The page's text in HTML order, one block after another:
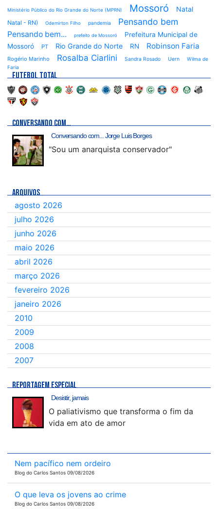
Ministério Público do Rio Grande do Norte (MPRN) Mossoró Natal
Natal - RN) Odemirton Filho pandemia Pensando bem
Pensando bem... prefeito de Mossoró
Prefeitura Municipal de
Mossoró
PT Rio Grande do Norte RN Robinson Faria
Rogério Marinho Rosalba Ciarlini Sandra Rosado Uern
Wilma de
Faria
FUTEBOL TOTAL
CONVERSANDO COM…
Conversando com... Jorge Luis Borges
"Sou um anarquista conservador"
ARQUIVOS
agosto 2026
julho 2026
junho 2026
maio 2026
abril 2026
março 2026
fevereiro 2026
janeiro 2026
2010
2009
2008
2007
REPORTAGEM ESPECIAL
Desistir, jamais
O paliativismo que transforma o fim da
vida em ato de amor
Nem pacífico nem ordeiro
Blog do Carlos Santos 09/08/2026
O que leva os jovens ao crime
Blog do Carlos Santos 09/08/2026